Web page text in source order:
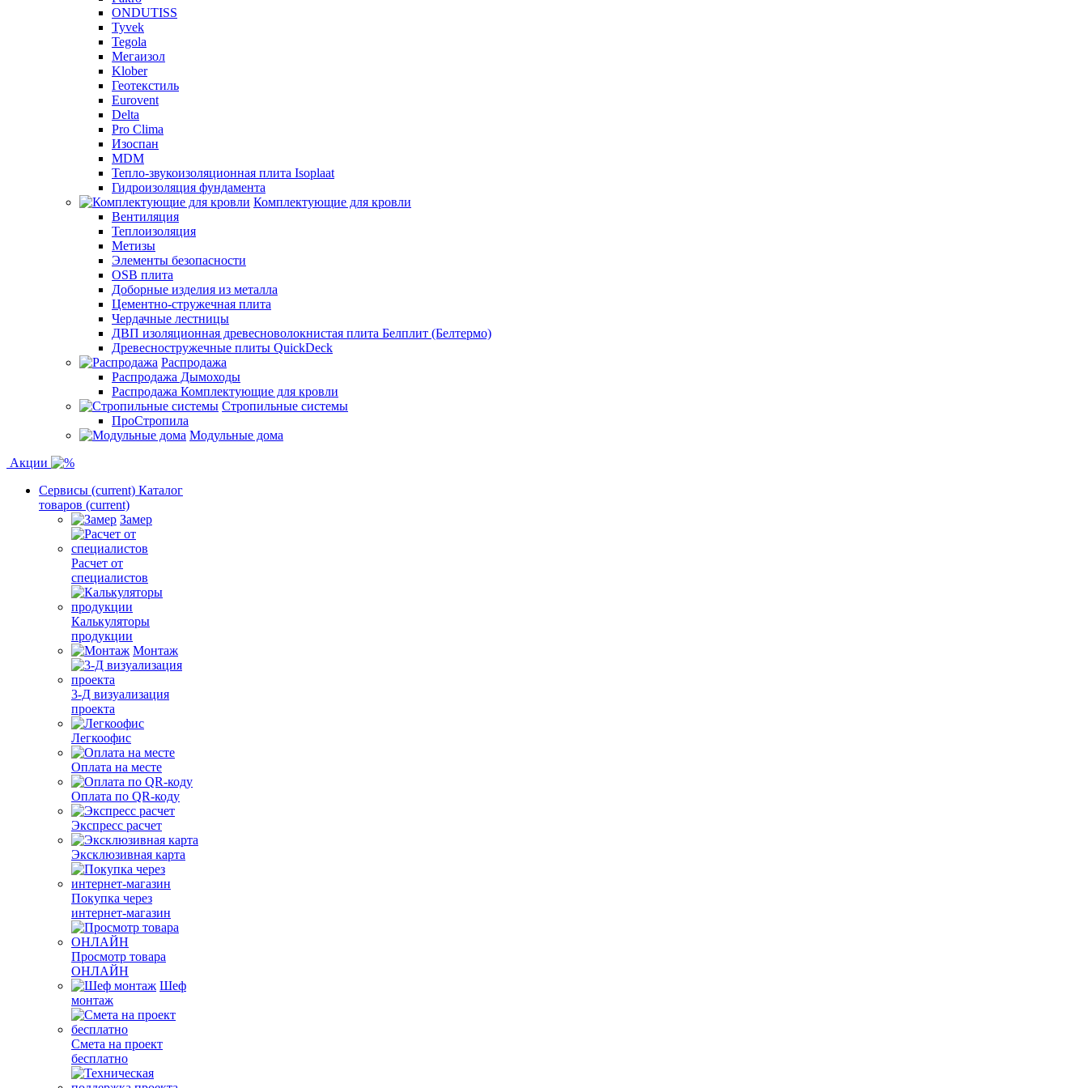
ONDUTISS
Tyvek
Tegola
Мегаизол
Klober
Геотекстиль
Eurovent
Delta
Pro Clima
Изоспан
MDM
Тепло-звукоизоляционная плита Isoplaat
Гидроизоляция фундамента
Комплектующие для кровли
Вентиляция
Теплоизоляция
Метизы
Элементы безопасности
OSB плита
Доборные изделия из металла
Цементно-стружечная плита
Чердачные лестницы
ДВП изоляционная древесноволокнистая плита Белплит (Белтермо)
Древесностружечные плиты QuickDeck
Распродажа
Распродажа Дымоходы
Распродажа Комплектующие для кровли
Стропильные системы
ПроСтропила
Модульные дома
Акции
Сервисы (current) Каталог
товаров (current)
Замер
Расчет от
специалистов
Калькуляторы
продукции
Монтаж
3-Д визуализация
проекта
Легкоофис
Оплата на месте
Оплата по QR-коду
Экспресс расчет
Эксклюзивная карта
Покупка через
интернет-магазин
Просмотр товара
ОНЛАЙН
Шеф
монтаж
Смета на проект
бесплатно